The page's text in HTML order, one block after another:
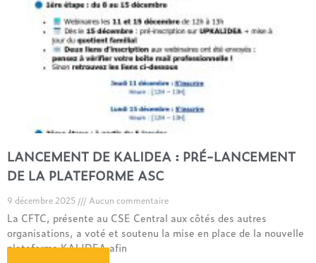
LANCEMENT DE KALIDEA : PRÉ-LANCEMENT
DE LA PLATEFORME ASC
9 décembre 2025 Aucun commentaire
La CFTC, présente au CSE Central aux côtés des autres
organisations, a voté et soutenu la mise en place de la nouvelle
plateforme KALIDEA afin